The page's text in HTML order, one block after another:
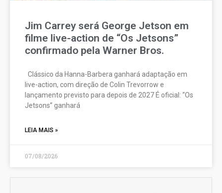
Jim Carrey será George Jetson em
filme live-action de “Os Jetsons”
confirmado pela Warner Bros.
Clássico da Hanna-Barbera ganhará adaptação em
live-action, com direção de Colin Trevorrow e
lançamento previsto para depois de 2027 É oficial: “Os
Jetsons” ganhará
LEIA MAIS »
07/08/2026